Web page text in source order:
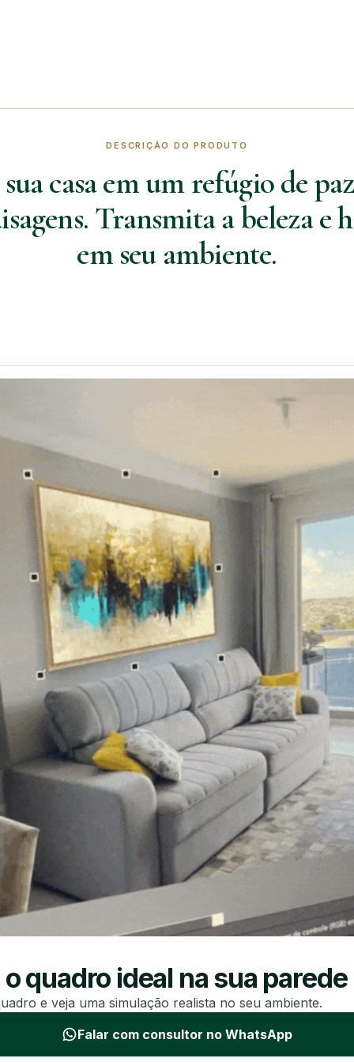
DESCRIÇÃO DO PRODUTO
casa em um refúgio de
Transmita a beleza
em seu ambiente.
quadro ideal na sua parede
e veja uma simulação realista no seu ambiente.
Falar com consultor no WhatsApp